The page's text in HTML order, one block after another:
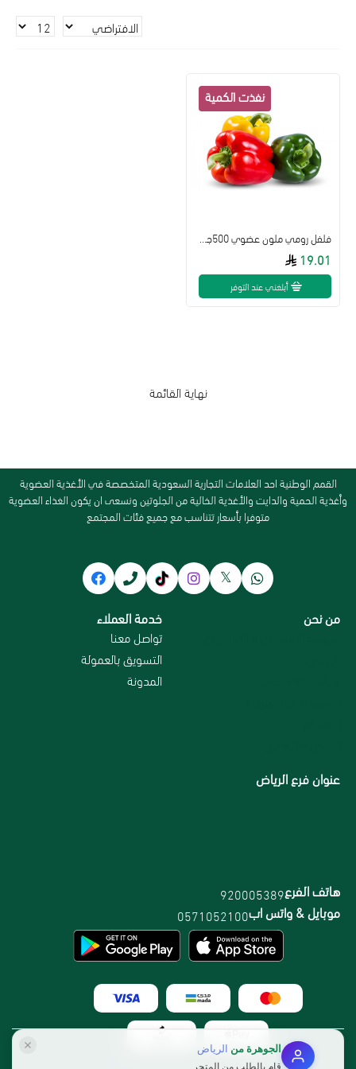
19.01
أبلغني عند التوفر
نهاية القائمة
القمم الوطنية احد العلامات التجارية السعودية المتخصصة في الأغذية العضوية
وأغذية الحمية والدايت والأغذية الخالية من الجلوتين ونسعى ان يكون الغذاء العضوية
متوفرا بأسعار تتناسب مع جميع فئات المجتمع
من نحن خدمة العملاء
تواصل معنا
التسويق بالعمولة
المدونة
عنوان فرع الرياض
هاتف الفرع920005389
موبايل & واتس اب0571052100
الجوهرةمن الرياض
قام بالطلب من المتجر